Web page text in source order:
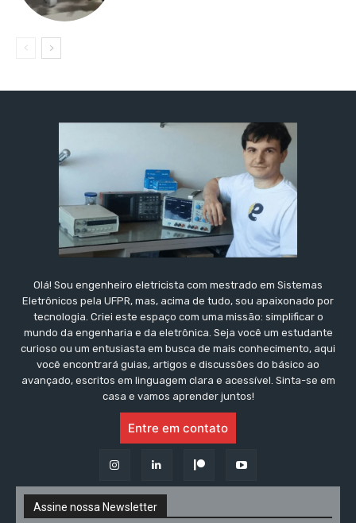
Olá! Sou engenheiro eletricista com mestrado em Sistemas
Eletrônicos pela UFPR, mas, acima de tudo, sou apaixonado por
tecnologia. Criei este espaço com uma missão: simplificar o
mundo da engenharia e da eletrônica. Seja você um estudante
curioso ou um entusiasta em busca de mais conhecimento, aqui
você encontrará guias, artigos e discussões do básico ao
avançado, escritos em linguagem clara e acessível. Sinta-se em
casa e vamos aprender juntos!
Entre em contato
Assine nossa Newsletter